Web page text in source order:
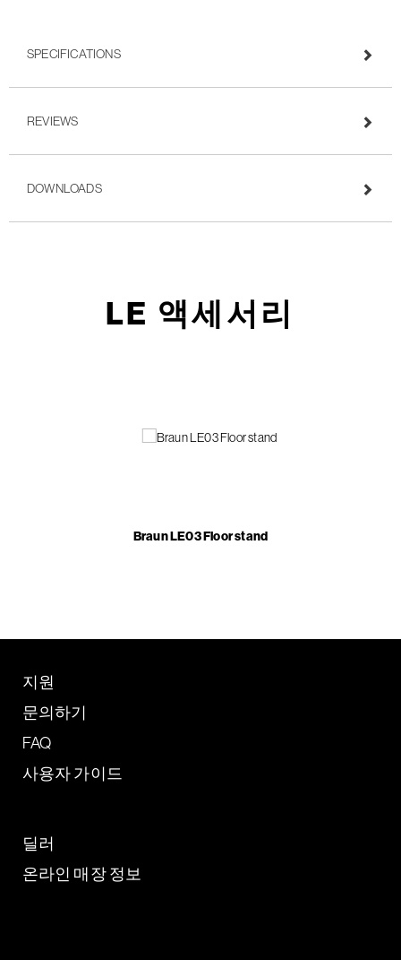
SPECIFICATIONS
REVIEWS
DOWNLOADS
LE 액세서리
Braun LE03 Floor stand
지원
문의하기
FAQ
사용자 가이드
딜러
온라인 매장 정보